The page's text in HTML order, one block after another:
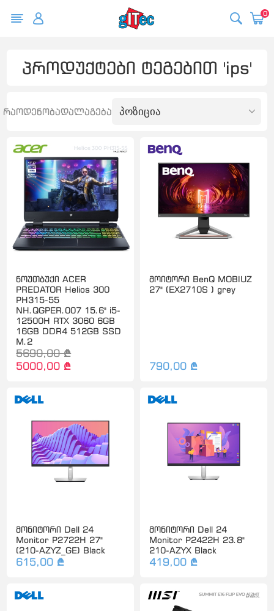
0
პროდუქტები ტეგებით 'ips'
დალაგება
რაოდენობა
ნოუთბუქი ACER
PREDATOR Helios 300
PH315-55
NH.QGPER.007 15.6" i5-
12500H RTX 3060 6GB
16GB DDR4 512GB SSD
M.2
5690,00 ₾
5000,00 ₾
მოიტორი BenQ MOBIUZ
27" (EX2710S ) grey
790,00 ₾
მონიტორი Dell 24
Monitor P2722H 27"
(210-AZYZ_GE) Black
615,00 ₾
მონიტორი Dell 24
Monitor P2422H 23.8"
210-AZYX Black
419,00 ₾